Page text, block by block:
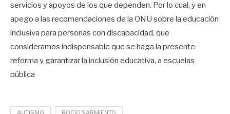
servicios y apoyos de los que dependen. Por lo cual, y en
apego a las recomendaciones de la ONU sobre la educación
inclusiva para personas con discapacidad, que
consideramos indispensable que se haga la presente
reforma y garantizar la inclusión educativa, a escuelas
pública
AUTISMO ROCÍO SARMIENTO